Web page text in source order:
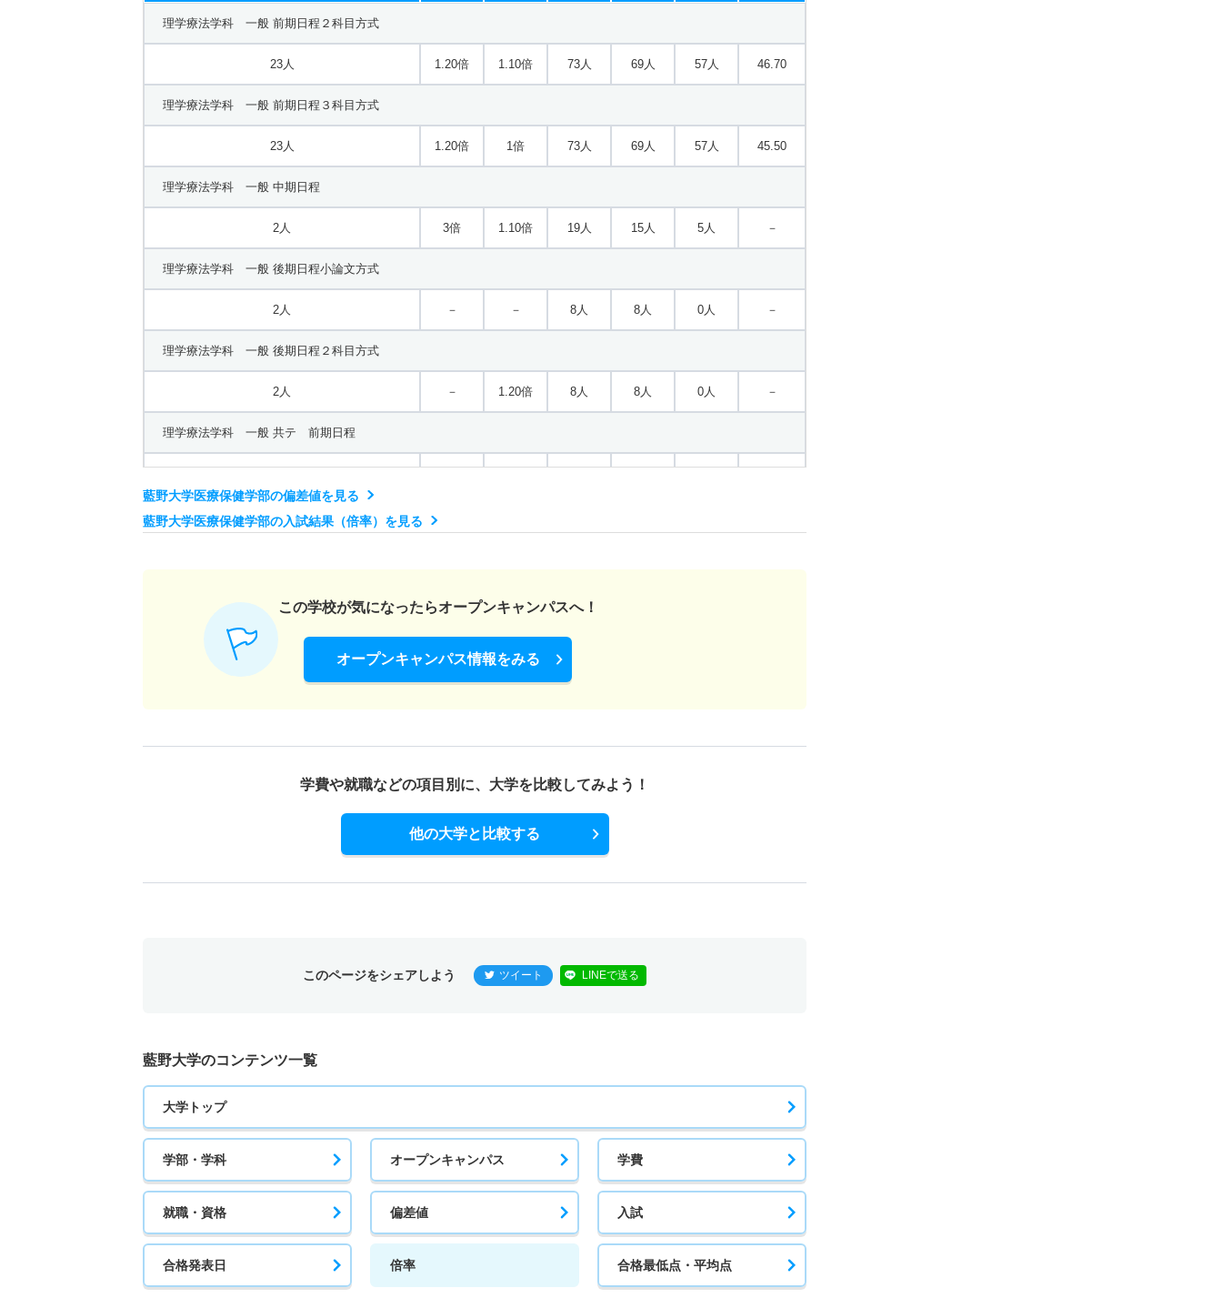
理学療法学科 一般 前期日程２科目方式
23人 1.20倍 1.10倍 73人 69人 57人 46.70
理学療法学科 一般 前期日程３科目方式
23人 1.20倍 1倍 73人 69人 57人 45.50
理学療法学科 一般 中期日程
2人 3倍 1.10倍 19人 15人 5人 －
理学療法学科 一般 後期日程小論文方式
2人 － － 8人 8人 0人 －
理学療法学科 一般 後期日程２科目方式
2人 － 1.20倍 8人 8人 0人 －
理学療法学科 一般 共テ 前期日程
理学療法学科 一般 ニ 中期日程
1倍 1倍 1人
理学療法学科 推薦 公募制推薦Ａ日程
5人 1.30倍 1.30倍 34人 32人 24人 49
1.20倍 34人 32人
作業療法学科 一般 後期日程小論文方式
1人 1.10倍 － 10人 10人 9人 －
作業療法学科 一般 後期日程２科目方式
10人 10人
作業療法学科 一般 共テ 前期日程
2人 1倍 1.10倍 6人 6人 6人 －
藍野大学医療保健学部の偏差値を見る
藍野大学医療保健学部の入試結果（倍率）を見る
この学校が気になったらオープンキャンパスへ！
オープンキャンパス情報をみる
学費や就職などの項目別に、 大学を比較してみよう！
他の大学と比較する
このページをシェアしよう ツイート LINEで送る
藍野大学のコンテンツ一覧
大学トップ
学部・学科 オープンキャンパス 学費
就職・資格 偏差値 入試
合格発表日 倍率 合格最低点・平均点